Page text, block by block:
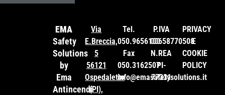
EMA
Safety
Solutions
by
Ema
Antincendi
Via
E.Breccia,
5
56121
Ospedaletto
(PI),
Tel.
050.9656100
Fax
050.3162507
info@emasafetysolutions.it
P.IVA
00658770508
N.REA
PI-
77331
PRIVACY
E
COOKIE
POLICY